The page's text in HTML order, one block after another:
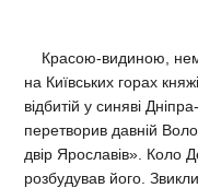
Красою-видиною,
на Київських горах
відбитій у синяві
перетворив давній
двір Ярославів». Коло
розбудував його.